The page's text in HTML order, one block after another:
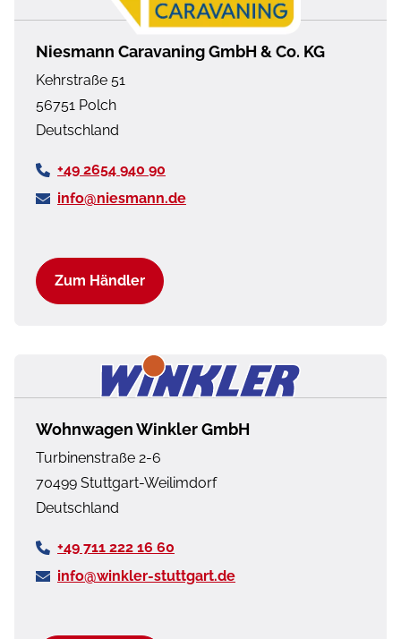
Niesmann Caravaning GmbH & Co. KG
Kehrstraße 51
56751 Polch
Deutschland
+49 2654 940 90
info@niesmann.de
Zum Händler
Wohnwagen Winkler GmbH
Turbinenstraße 2-6
70499 Stuttgart-Weilimdorf
Deutschland
+49 711 222 16 60
info@winkler-stuttgart.de